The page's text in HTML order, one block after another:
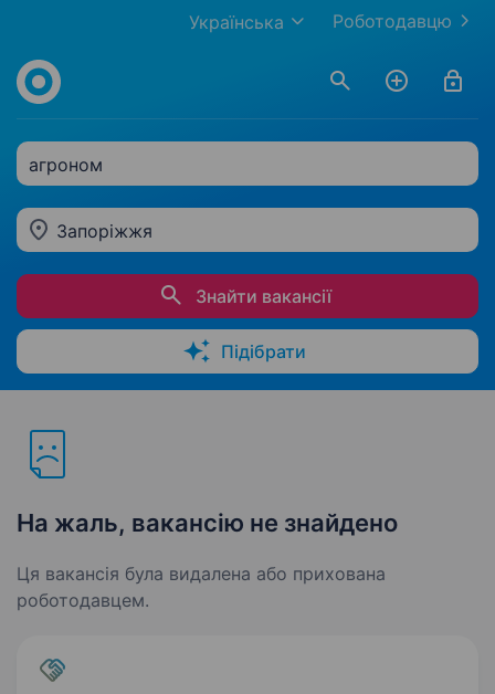
Роботодавцю
Українська
агроном
Запоріжжя
Знайти вакансії
Підібрати
На жаль, вакансію не знайдено
Ця вакансія була видалена або прихована
роботодавцем.